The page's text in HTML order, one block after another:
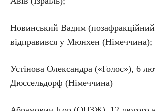
Новинський Вадим
відправився у Мюнхен (Німеччина);
Устінова Олександра («Голос»), 6
Дюссельдорф (Німеччина)